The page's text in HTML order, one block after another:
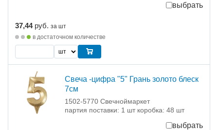
выбрать
37,44 руб. за шт
в достаточном количестве
Свеча -цифра "5" Грань золото блеск
7см
1502-5770 Свечноймаркет
партия поставки: 1 шт коробка: 48 шт
выбрать